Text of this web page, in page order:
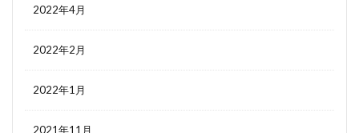
2022年4月
2022年2月
2022年1月
2021年11月